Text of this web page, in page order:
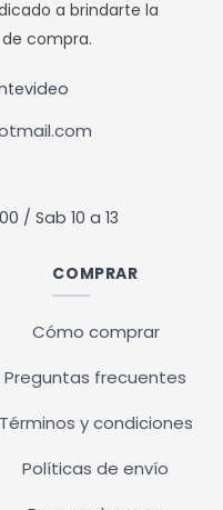
pueden
producto
a brindarte la
compra.
/ Sab 10 a 13
COMPRAR
Cómo comprar
Preguntas frecuentes
Términos y condiciones
Políticas de envío